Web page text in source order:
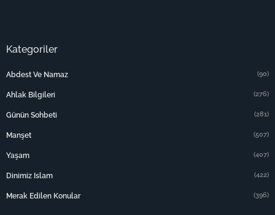
Kategoriler
Abdest Ve Namaz (90)
Ahlak Bilgileri (276)
Günün Sohbeti (281)
Manşet (507)
Yaşam (407)
Dinimiz Islam (422)
Merak Edilen Konular (396)